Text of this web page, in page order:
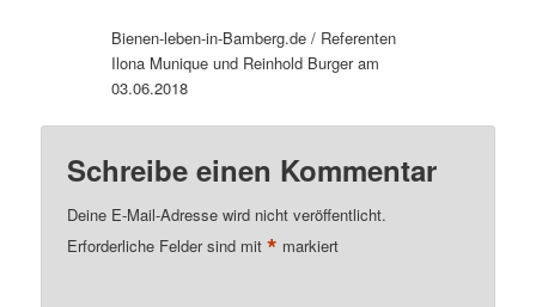
Bienen-leben-in-Bamberg.de / Referenten
Ilona Munique und Reinhold Burger am
03.06.2018
Schreibe einen Kommentar
Deine E-Mail-Adresse wird nicht veröffentlicht.
Erforderliche Felder sind mit* markiert